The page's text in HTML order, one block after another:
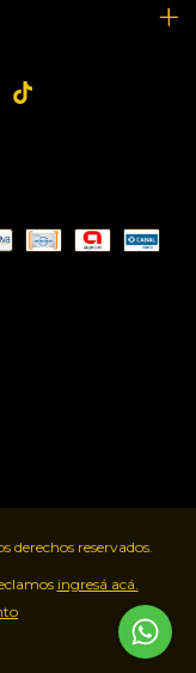
reservados.
ingresá acá.